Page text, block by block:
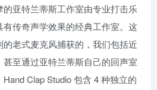
亚特兰蒂斯工作室由专业打击乐
传奇声学效果的经典工作室。这
老式麦克风捕获的，我们包括近
至通过亚特兰蒂斯自己的回声室
Clap Studio 包含 4 种独立的